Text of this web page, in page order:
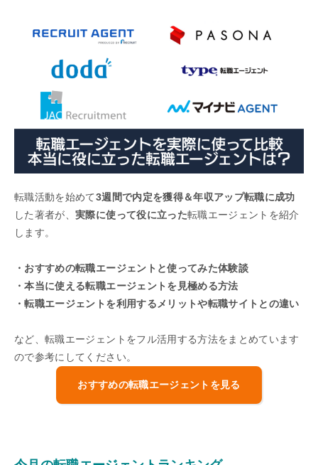
転職活動を始めて3週間で内定を獲得＆年収アップ転職に成功
した著者が、実際に使って役に立った転職エージェントを紹介
します。
・おすすめの転職エージェントと使ってみた体験談
・本当に使える転職エージェントを見極める方法
・転職エージェントを利用するメリットや転職サイトとの違い
など、転職エージェントをフル活用する方法をまとめています
ので参考にしてください。
おすすめの転職エージェントを見る